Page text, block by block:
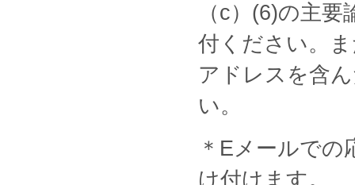
（c）(6)の主
付ください。
アドレスを含
い。
＊Eメールで
け付けます。